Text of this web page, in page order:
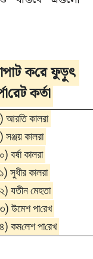
ক‌রে ফুড়ুৎ
কর্তা
আর‌তি কালরা
সঞ্জয় কালরা
বর্ষা কালরা
সুধীর কালরা
যতীন মেহতা
উমেশ পা‌রেখ
কম‌লেশ পা‌রেখ